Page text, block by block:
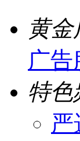
黄金
广告
特色